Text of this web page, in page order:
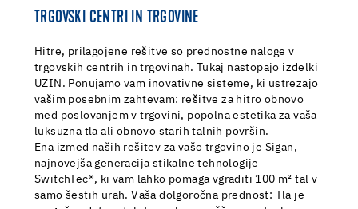
TRGOVSKI CENTRI IN TRGOVINE
Hitre, prilagojene rešitve so prednostne naloge v
trgovskih centrih in trgovinah. Tukaj nastopajo izdelki
UZIN. Ponujamo vam inovativne sisteme, ki ustrezajo
vašim posebnim zahtevam: rešitve za hitro obnovo
med poslovanjem v trgovini, popolna estetika za vaša
luksuzna tla ali obnovo starih talnih površin.
Ena izmed naših rešitev za vašo trgovino je Sigan,
najnovejša generacija stikalne tehnologije
SwitchTec®, ki vam lahko pomaga vgraditi 100 m² tal v
samo šestih urah. Vaša dolgoročna prednost: Tla je